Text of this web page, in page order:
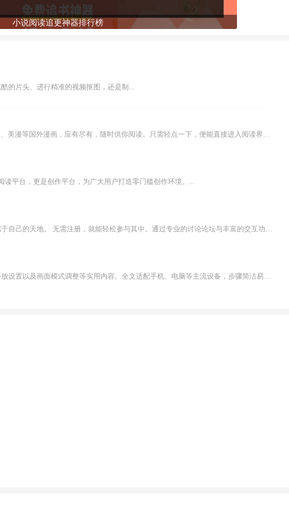
小说阅读追更神器排行榜
的片头、进行精准的视频抠图，还是制...
乐可漫画APP，堪称主打免费与高清的在线漫画阅读神器。其官方版提供海量完整版漫画资源，无论是国内漫画，还是日漫、韩漫、台漫、美漫等国外漫画，应有尽有，随时供你阅读。只需轻点一下，便能直接进入阅读界面。不仅如此，乐可漫画最新版本更新速度极快，在这里，你总能抢先看到全网一手漫画章节内容！...
平台，更是创作平台，为广大用户打造零门槛创作环境。...
米坛社区是专为钟表爱好者打造的交流平台。无论你是初涉钟表领域的普通爱好者，还是拥有多年收藏经验的资深玩家，都能在此找到属于自己的天地。 无需注册，就能轻松参与其中。通过专业的讨论论坛与丰富的交互功能，你可与世界各地的钟表爱好者畅快交流。若你钟情于钟表，米坛社区无疑是值得一试的理想之选。在这里，你能获取最新的手表资讯，交流见解，提升鉴赏品味，让每一块手表都成为收藏故事中重要的一部分。感兴趣的朋友，不要错过下载机会。...
不少影视爱好者都在探寻天天影院观看电视剧的完整方法，结合最新平台使用规则，本篇新手入门攻略全面讲解观看渠道、检索流程、播放设置以及画面模式调整等实用内容。全文适配手机、电脑等主流设备，步骤简洁易懂，无论是初次使用的新手，还是想要优化观影体验的用户，都能参照内容快速上手，熟练掌握平台各项操作技巧，轻松畅享影视内容。...